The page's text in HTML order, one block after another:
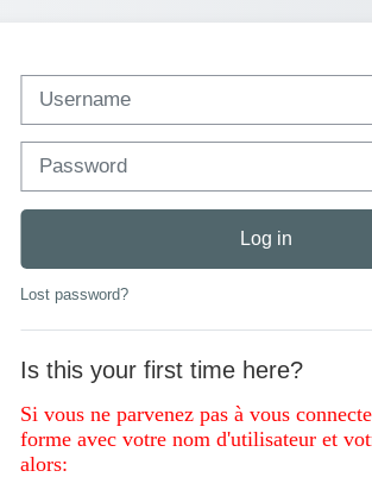
Log in
Lost password?
Is this your first time here?
Si vous ne parvenez pas à vous
forme avec votre nom d'utilisateur et
alors: